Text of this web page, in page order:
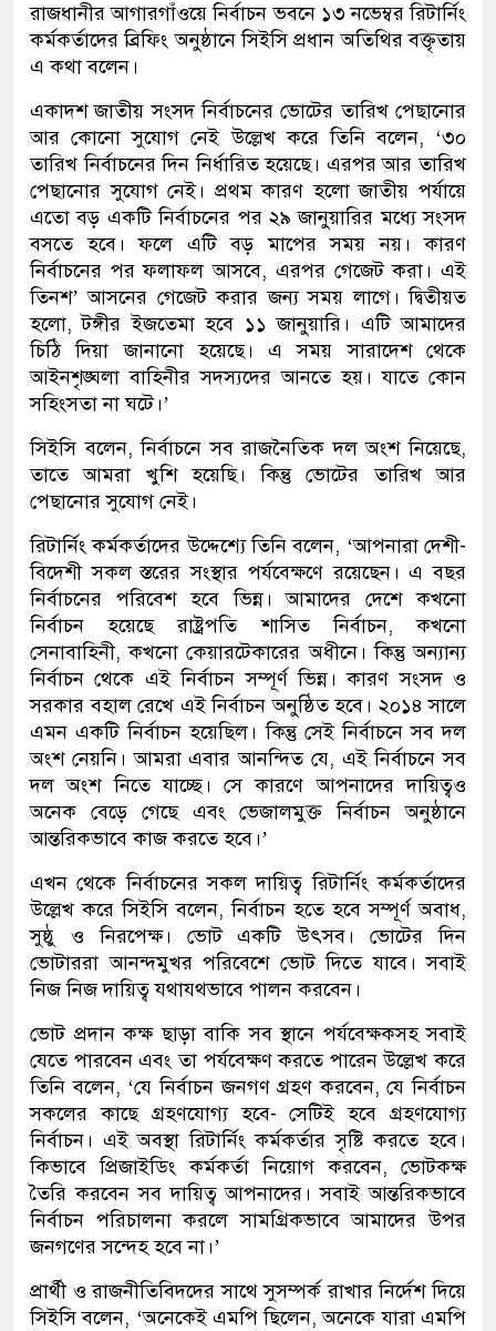
রাজধানীর আগারগাঁওয়ে নির্বাচন ভবনে ১৩ নভেম্বর রিটার্নিং
কর্মকর্তাদের ব্রিফিং অনুষ্ঠানে সিইসি প্রধান অতিথির বক্তৃতায়
এ কথা বলেন।
একাদশ জাতীয় সংসদ নির্বাচনের ভোটের তারিখ পেছানোর
আর কোনো সুযোগ নেই উল্লেখ করে তিনি বলেন, ‘৩০
তারিখ নির্বাচনের দিন নির্ধারিত হয়েছে। এরপর আর তারিখ
পেছানোর সুযোগ নেই। প্রথম কারণ হলো জাতীয় পর্যায়ে
এতো বড় একটি নির্বাচনের পর ২৯ জানুয়ারির মধ্যে সংসদ
বসতে হবে। ফলে এটি বড় মাপের সময় নয়। কারণ
নির্বাচনের পর ফলাফল আসবে, এরপর গেজেট করা। এই
তিনশ’ আসনের গেজেট করার জন্য সময় লাগে। দ্বিতীয়ত
হলো, টঙ্গীর ইজতেমা হবে ১১ জানুয়ারি। এটি আমাদের
চিঠি দিয়া জানানো হয়েছে। এ সময় সারাদেশ থেকে
আইনশৃঙ্ঘলা বাহিনীর সদস্যদের আনতে হয়। যাতে কোন
সহিংসতা না ঘটে।’
সিইসি বলেন, নির্বাচনে সব রাজনৈতিক দল অংশ নিয়েছে,
তাতে আমরা খুশি হয়েছি। কিন্তু ভোটের তারিখ আর
পেছানোর সুযোগ নেই।
রিটার্নিং কর্মকর্তাদের উদ্দেশ্যে তিনি বলেন, ‘আপনারা দেশী-
বিদেশী সকল স্তরের সংস্থার পর্যবেক্ষণে রয়েছেন। এ বছর
নির্বাচনের পরিবেশ হবে ভিন্ন। আমাদের দেশে কখনো
নির্বাচন হয়েছে রাষ্ট্রপতি শাসিত নির্বাচন, কখনো
সেনাবাহিনী, কখনো কেয়ারটেকারের অধীনে। কিন্তু অন্যান্য
নির্বাচন থেকে এই নির্বাচন সম্পূর্ণ ভিন্ন। কারণ সংসদ ও
সরকার বহাল রেখে এই নির্বাচন অনুষ্ঠিত হবে। ২০১৪ সালে
এমন একটি নির্বাচন হয়েছিল। কিন্তু সেই নির্বাচনে সব দল
অংশ নেয়নি। আমরা এবার আনন্দিত যে, এই নির্বাচনে সব
দল অংশ নিতে যাচ্ছে। সে কারণে আপনাদের দায়িত্বও
অনেক বেড়ে গেছে এবং ভেজালমুক্ত নির্বাচন অনুষ্ঠানে
আন্তরিকভাবে কাজ করতে হবে।’
এখন থেকে নির্বাচনের সকল দায়িত্ব রিটার্নিং কর্মকর্তাদের
উল্লেখ করে সিইসি বলেন, নির্বাচন হতে হবে সম্পূর্ণ অবাধ,
সুষ্ঠু ও নিরপেক্ষ। ভোট একটি উৎসব। ভোটের দিন
ভোটাররা আনন্দমুখর পরিবেশে ভোট দিতে যাবে। সবাই
নিজ নিজ দায়িত্ব যথাযথভাবে পালন করবেন।
ভোট প্রদান কক্ষ ছাড়া বাকি সব স্থানে পর্যবেক্ষকসহ সবাই
যেতে পারবেন এবং তা পর্যবেক্ষণ করতে পারেন উল্লেখ করে
তিনি বলেন, ‘যে নির্বাচন জনগণ গ্রহণ করবেন, যে নির্বাচন
সকলের কাছে গ্রহণযোগ্য হবে- সেটিই হবে গ্রহণযোগ্য
নির্বাচন। এই অবস্থা রিটার্নিং কর্মকর্তার সৃষ্টি করতে হবে।
কিভাবে প্রিজাইডিং কর্মকর্তা নিয়োগ করবেন, ভোটকক্ষ
তৈরি করবেন সব দায়িত্ব আপনাদের। সবাই আন্তরিকভাবে
নির্বাচন পরিচালনা করলে সামগ্রিকভাবে আমাদের উপর
জনগণের সন্দেহ হবে না।’
প্রার্থী ও রাজনীতিবিদদের সাথে সুসম্পর্ক রাখার নির্দেশ দিয়ে
সিইসি বলেন, ‘অনেকেই এমপি ছিলেন, অনেকে যারা এমপি